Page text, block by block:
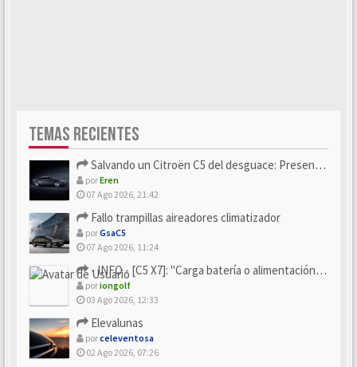
TEMAS RECIENTES
Salvando un Citroën C5 del desguace: Presentación y seguimiento
porEren
07 Ago 2026, 21:42
Fallo trampillas aireadores climatizador
porGsaC5
07 Ago 2026, 11:24
- INFO - [C5 X7]: "Carga batería o alimentación eléctri...
poriongolf
03 Ago 2026, 12:33
Elevalunas
porceleventosa
02 Ago 2026, 07:26